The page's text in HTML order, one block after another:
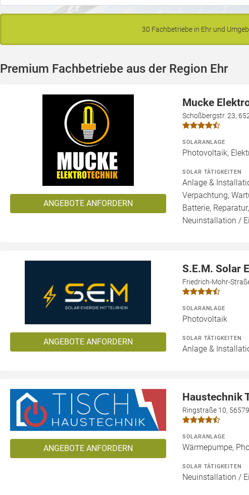
30 Fachbetriebe in Ehr und
Premium Fachbetriebe aus der Region Ehr
ANGEBOTE ANFORDERN
Mucke
Schoßbergstr. 23,
SOLARANLAGE
Photovoltaik,
SOLAR TÄTIGKEITEN
Anlage &
Verpachtung,
Batterie,
Neuinstallation /
ANGEBOTE ANFORDERN
S.E.M. Solar
Friedrich-Mohr-
SOLARANLAGE
Photovoltaik
SOLAR TÄTIGKEITEN
Anlage &
ANGEBOTE ANFORDERN
Haustechnik
Ringstraße 10,
SOLARANLAGE
Wärmepumpe,
SOLAR TÄTIGKEITEN
Neuinstallation /